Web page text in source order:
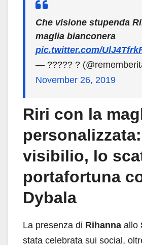
Che visione stupenda
maglia bianconera
pic.twitter.com/
— ????? ?
November 26, 2019
Riri con la
visibilio, lo
portafortuna
Dybala
La presenza di Rihanna allo
stata celebrata sui social,